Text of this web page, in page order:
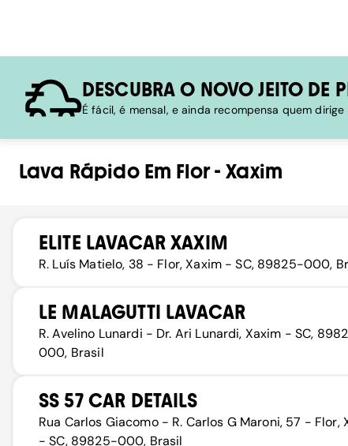
DESCUBRA O NOVO JEITO DE
É fácil, é mensal, e ainda recompensa quem
Lava RápidoEm Flor-Xaxim
ELITE LAVACAR XAXIM
R. Luís Matielo, 38 - Flor, Xaxim - SC, 89825-000,
LE MALAGUTTI LAVACAR
R. Avelino Lunardi - Dr. Ari Lunardi, Xaxim - SC,
000, Brasil
SS 57 CAR DETAILS
Rua Carlos Giacomo - R. Carlos G Maroni, 57 - Flor,
- SC, 89825-000, Brasil